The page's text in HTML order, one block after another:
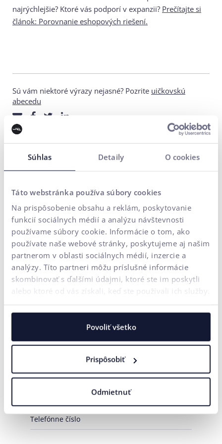
Súhlas Detaily O cookies
Táto webstránka používa súbory cookies
Na prispôsobenie obsahu a reklám, poskytovanie
funkcií sociálnych médií a analýzu návštevnosti
používame súbory cookie. Informácie o tom, ako
používate naše webové stránky, poskytujeme aj našim
partnerom v oblasti sociálnych médií, inzercie a
analýzy. Títo partneri môžu príslušné informácie
skombinovať s ďalšími údajmi, ktoré ste im poskytli
alebo ktoré od vás získali, keď ste používali ich služby.
Povoliť všetko
Prispôsobiť
Odmietnuť
najrýchlejšie? Ktoré vás podporí v expanzii? Prečítajte si
článok: Porovnanie eshopových riešení.
Sú vám niektoré výrazy nejasné? Pozrite uičkovskú
abecedu
Kontaktujte nás
Zaujala vás táto téma?
Napíšte nám, radi Vám poradíme.
CX & Optimalizácia konverzného pomeru
Vývoj e-shopu / webu na mieru
Budovanie značky
Výkonnostný marketing
AI Automatizácia
Potrebujem poradiť
Telefónne číslo